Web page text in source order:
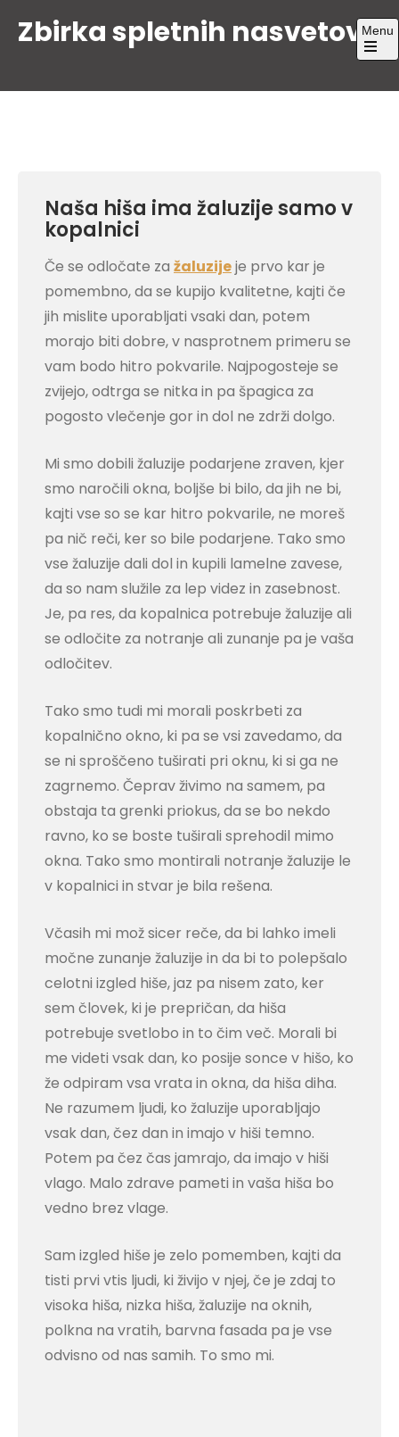
Zbirka spletnih nasvetovMenu
Open
main
Naša hiša ima žaluzije samo v
kopalnici
Če se odločate za žaluzijeje prvo kar je
pomembno, da se kupijo kvalitetne, kajti če
jih mislite uporabljati vsaki dan, potem
morajo biti dobre, v nasprotnem primeru se
vam bodo hitro pokvarile. Najpogosteje se
zvijejo, odtrga se nitka in pa špagica za
pogosto vlečenje gor in dol ne zdrži dolgo.
Mi smo dobili žaluzije podarjene zraven, kjer
smo naročili okna, boljše bi bilo, da jih ne bi,
kajti vse so se kar hitro pokvarile, ne moreš
pa nič reči, ker so bile podarjene. Tako smo
vse žaluzije dali dol in kupili lamelne zavese,
da so nam služile za lep videz in zasebnost.
Je, pa res, da kopalnica potrebuje žaluzije ali
se odločite za notranje ali zunanje pa je vaša
odločitev.
Tako smo tudi mi morali poskrbeti za
kopalnično okno, ki pa se vsi zavedamo, da
se ni sproščeno tuširati pri oknu, ki si ga ne
zagrnemo. Čeprav živimo na samem, pa
obstaja ta grenki priokus, da se bo nekdo
ravno, ko se boste tuširali sprehodil mimo
okna. Tako smo montirali notranje žaluzije le
v kopalnici in stvar je bila rešena.
Včasih mi mož sicer reče, da bi lahko imeli
močne zunanje žaluzije in da bi to polepšalo
celotni izgled hiše, jaz pa nisem zato, ker
sem človek, ki je prepričan, da hiša
potrebuje svetlobo in to čim več. Morali bi
me videti vsak dan, ko posije sonce v hišo, ko
že odpiram vsa vrata in okna, da hiša diha.
Ne razumem ljudi, ko žaluzije uporabljajo
vsak dan, čez dan in imajo v hiši temno.
Potem pa čez čas jamrajo, da imajo v hiši
vlago. Malo zdrave pameti in vaša hiša bo
vedno brez vlage.
Sam izgled hiše je zelo pomemben, kajti da
tisti prvi vtis ljudi, ki živijo v njej, če je zdaj to
visoka hiša, nizka hiša, žaluzije na oknih,
polkna na vratih, barvna fasada pa je vse
odvisno od nas samih. To smo mi.